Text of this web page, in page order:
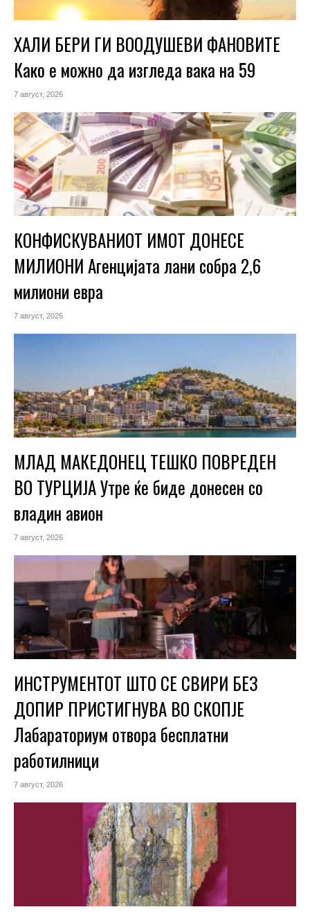
ХАЛИ БЕРИ ГИ ВООДУШЕВИ ФАНОВИТЕ
Како е можно да изгледа вака на 59
7 август, 2026
КОНФИСКУВАНИОТ ИМОТ ДОНЕСЕ
МИЛИОНИ Агенцијата лани собра 2,6
милиони евра
7 август, 2026
МЛАД МАКЕДОНЕЦ ТЕШКО ПОВРЕДЕН
ВО ТУРЦИЈА Утре ќе биде донесен со
владин авион
7 август, 2026
ИНСТРУМЕНТОТ ШТО СЕ СВИРИ БЕЗ
ДОПИР ПРИСТИГНУВА ВО СКОПЈЕ
Лабараториум отвора бесплатни
работилници
7 август, 2026